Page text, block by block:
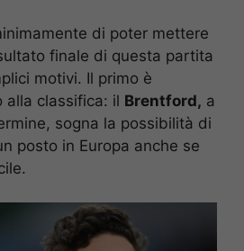
di poter mettere
finale di questa partita
motivi. Il primo è
alla classifica: il Brentford, a
sogna la possibilità di
posto in Europa anche se